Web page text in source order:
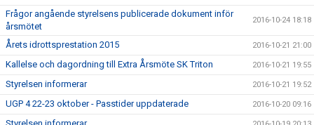
Frågor angående styrelsens publicerade dokument inför
årsmötet
2016-10-24 18:18
Årets idrottsprestation 2015 2016-10-21 21:00
Kallelse och dagordning till Extra Årsmöte SK Triton 2016-10-21 19:55
Styrelsen informerar 2016-10-21 19:52
UGP 4 22-23 oktober - Passtider uppdaterade 2016-10-20 09:16